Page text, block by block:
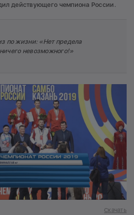
действующего чемпиона России.
по жизни: «Нет предела
невозможного!»
Скачать